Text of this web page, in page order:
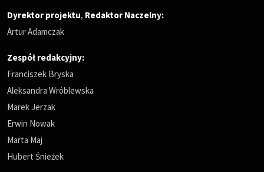
Dyrektor projektu, Redaktor Naczelny:
Artur Adamczak
Zespół redakcyjny:
Franciszek Bryska
Aleksandra Wróblewska
Marek Jerzak
Erwin Nowak
Marta Maj
Hubert Śnieżek